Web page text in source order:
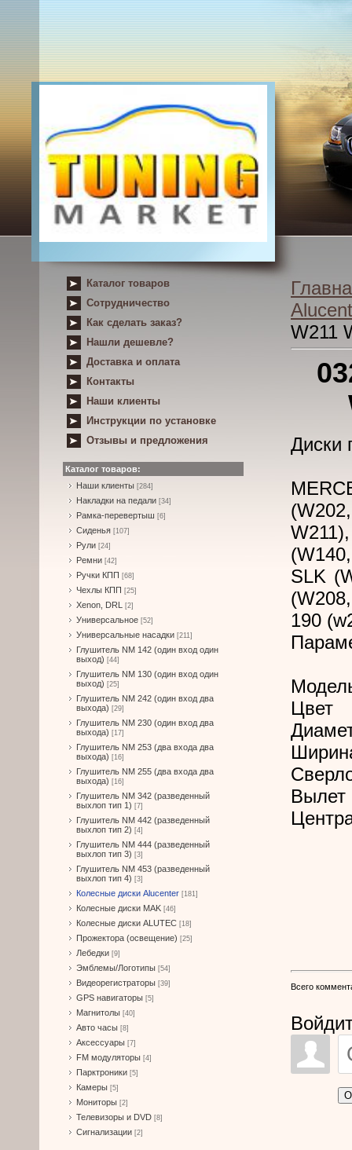
Каталог товаров
Сотрудничество
Как сделать заказ?
Нашли дешевле?
Доставка и оплата
Контакты
Наши клиенты
Инструкции по установке
Отзывы и предложения
Каталог товаров:
Наши клиенты [284]
Накладки на педали [34]
Рамка-перевертыш [6]
Сиденья [107]
Рули [24]
Ремни [42]
Ручки КПП [68]
Чехлы КПП [25]
Xenon, DRL [2]
Универсальное [52]
Универсальные насадки [211]
Глушитель NM 142 (один вход один
выход) [44]
Глушитель NM 130 (один вход один
выход) [25]
Глушитель NM 242 (один вход два
выхода) [29]
Глушитель NM 230 (один вход два
выхода) [17]
Глушитель NM 253 (два входа два
выхода) [16]
Глушитель NM 255 (два входа два
выхода) [16]
Глушитель NM 342 (разведенный
выхлоп тип 1) [7]
Глушитель NM 442 (разведенный
выхлоп тип 2) [4]
Глушитель NM 444 (разведенный
выхлоп тип 3) [3]
Глушитель NM 453 (разведенный
выхлоп тип 4) [3]
Колесные диски Alucenter [181]
Колесные диски MAK [46]
Колесные диски ALUTEC [18]
Прожектора (освещение) [25]
Лебедки [9]
Эмблемы/Логотипы [54]
Видеорегистраторы [39]
GPS навигаторы [5]
Магнитолы [40]
Авто часы [8]
Аксессуары [7]
FM модуляторы [4]
Парктроники [5]
Камеры [5]
Мониторы [2]
Телевизоры и DVD [8]
Сигнализации [2]
W211
Диски
SLK
190
Цвет
Вылет
Всего